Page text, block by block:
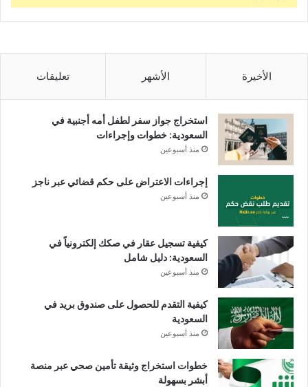
الأخيرة الأشهر تعليقات
استخراج جواز سفر لطفل أمه أجنبية في
السعودية: خطوات وإجراءات
منذ أسبوعين
إجراءات الاعتراض على حكم قضائي عبر ناجز
منذ أسبوعين
كيفية تسجيل عقار في صكك إلكترونياً في
السعودية: دليل شامل
منذ أسبوعين
كيفية التقدم للحصول على صندوق بريد في
السعودية
منذ أسبوعين
خطوات استخراج وثيقة تأمين صحي عبر منصة
أبشر بسهولة